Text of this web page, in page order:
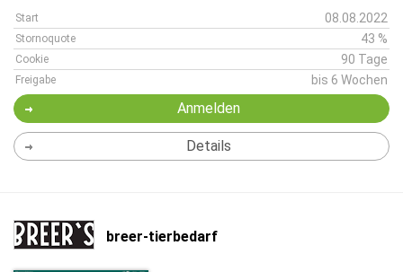
Start 08.08.2022
Stornoquote 43 %
Cookie 90 Tage
Freigabe bis 6 Wochen
Anmelden
Details
breer-tierbedarf